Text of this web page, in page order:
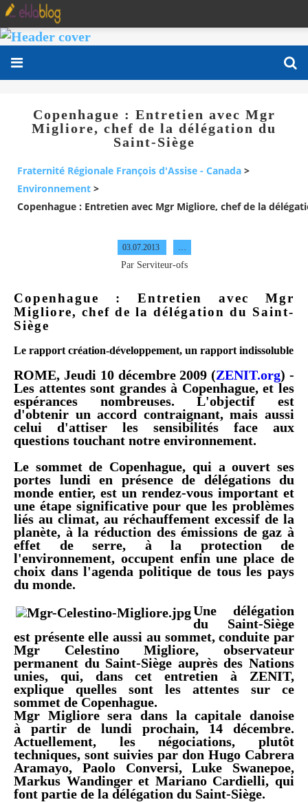
Copenhague : Entretien avec Mgr
Migliore, chef de la délégation du
Saint-Siège
Fraternité Régionale François d'Assise - Canada >
Environnement >
Copenhague : Entretien avec Mgr Migliore, chef de la
03.07.2013
Par Serviteur-ofs
Copenhague : Entretien avec Mgr
Migliore, chef de la délégation du Saint-
Siège
Le rapport création-développement, un rapport indissoluble
ROME, Jeudi 10 décembre 2009 (ZENIT.org) -
Les attentes sont grandes à Copenhague, et les
espérances nombreuses. L'objectif est
d'obtenir un accord contraignant, mais aussi
celui d'attiser les sensibilités face aux
questions touchant notre environnement.
Le sommet de Copenhague, qui a ouvert ses
portes lundi en présence de délégations du
monde entier, est un rendez-vous important et
une étape significative pour que les problèmes
liés au climat, au réchauffement excessif de la
planète, à la réduction des émissions de gaz à
effet de serre, à la protection de
l'environnement, occupent enfin une place de
choix dans l'agenda politique de tous les pays
du monde.
Une délégation
du Saint-Siège
est présente elle aussi au sommet, conduite par
Mgr Celestino Migliore, observateur
permanent du Saint-Siège auprès des Nations
unies, qui, dans cet entretien à ZENIT,
explique quelles sont les attentes sur ce
sommet de Copenhague.
Mgr Migliore sera dans la capitale danoise
à partir de lundi prochain, 14 décembre.
Actuellement, les négociations, plutôt
techniques, sont suivies par don Hugo Cabrera
Aramayo, Paolo Conversi, Luke Swanepoe,
Markus Wandinger et Mariano Cardielli, qui
font partie de la délégation du Saint-Siège.